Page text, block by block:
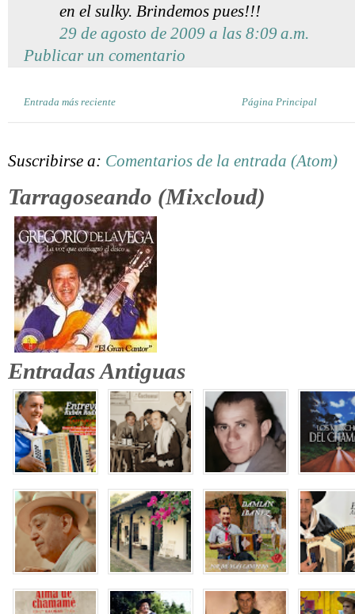
en el sulky. Brindemos pues!!!
29 de agosto de 2009 a las 8:09 a.m.
Publicar un comentario
Entrada más reciente Página Principal
Suscribirse a: Comentarios de la entrada (Atom)
Tarragoseando (Mixcloud)
Entradas Antiguas